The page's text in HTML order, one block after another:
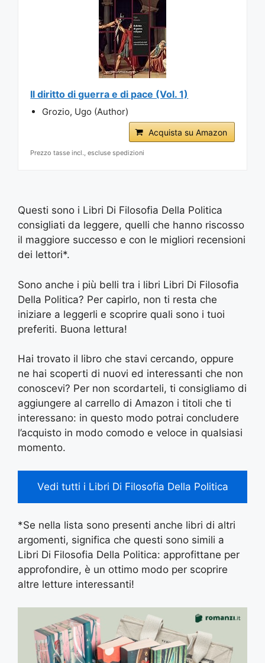
Il diritto di guerra e di pace (Vol. 1)
Grozio, Ugo (Author)
Acquista su Amazon
Prezzo tasse incl., escluse spedizioni
Questi sono i Libri Di Filosofia Della Politica
consigliati da leggere, quelli che hanno riscosso
il maggiore successo e con le migliori recensioni
dei lettori*.
Sono anche i più belli tra i libri Libri Di Filosofia
Della Politica? Per capirlo, non ti resta che
iniziare a leggerli e scoprire quali sono i tuoi
preferiti. Buona lettura!
Hai trovato il libro che stavi cercando, oppure
ne hai scoperti di nuovi ed interessanti che non
conoscevi? Per non scordarteli, ti consigliamo di
aggiungere al carrello di Amazon i titoli che ti
interessano: in questo modo potrai concludere
l’acquisto in modo comodo e veloce in qualsiasi
momento.
Vedi tutti i Libri Di Filosofia Della Politica
*Se nella lista sono presenti anche libri di altri
argomenti, significa che questi sono simili a
Libri Di Filosofia Della Politica: approfittane per
approfondire, è un ottimo modo per scoprire
altre letture interessanti!